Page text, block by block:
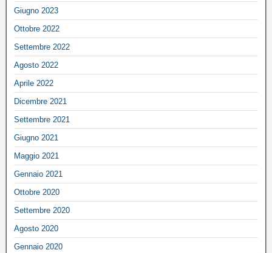
Giugno 2023
Ottobre 2022
Settembre 2022
Agosto 2022
Aprile 2022
Dicembre 2021
Settembre 2021
Giugno 2021
Maggio 2021
Gennaio 2021
Ottobre 2020
Settembre 2020
Agosto 2020
Gennaio 2020